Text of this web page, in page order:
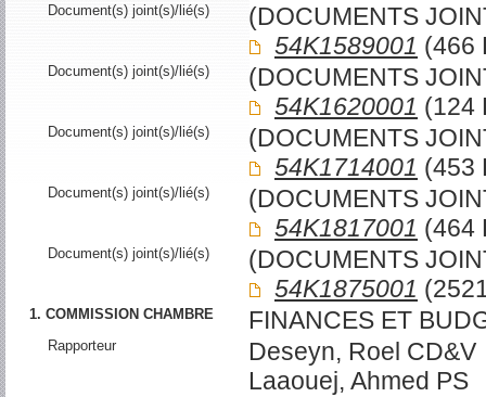
Document(s) joint(s)/lié(s)
(DOCUMENTS
54K1589001 (466
Document(s) joint(s)/lié(s)
(DOCUMENTS
54K1620001 (124
Document(s) joint(s)/lié(s)
(DOCUMENTS
54K1714001 (453
Document(s) joint(s)/lié(s)
(DOCUMENTS
54K1817001 (464
Document(s) joint(s)/lié(s)
(DOCUMENTS
54K1875001
1. COMMISSION CHAMBRE FINANCES ET
Rapporteur
Deseyn, Roel CD&V
Laaouej, Ahmed PS